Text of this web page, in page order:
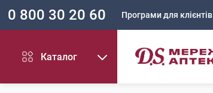
0 800 30 20 60 Програми для клієнтів
Каталог